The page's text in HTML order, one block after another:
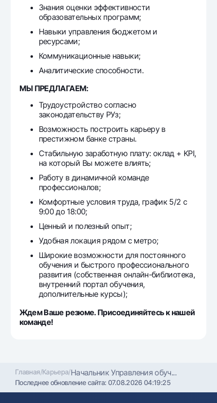
Знания оценки эффективности
образовательных программ;
Навыки управления бюджетом и
ресурсами;
Коммуникационные навыки;
Аналитические способности.
МЫ ПРЕДЛАГАЕМ:
Трудоустройство согласно
законодательству РУз;
Возможность построить карьеру в
престижном банке страны.
Стабильную заработную плату: оклад + KPI,
на который Вы можете влиять;
Работу в динамичной команде
профессионалов;
Комфортные условия труда, график 5/2 с
9:00 до 18:00;
Ценный и полезный опыт;
Удобная локация рядом с метро;
Широкие возможности для постоянного
обучения и быстрого профессионального
развития (собственная онлайн-библиотека,
внутренний портал обучения,
дополнительные курсы);
Ждем Ваше резюме. Присоединяйтесь к нашей
команде!
Главная/Карьера/Начальник Управления обуч...
Последнее обновление сайта:07.08.2026 04:19:25